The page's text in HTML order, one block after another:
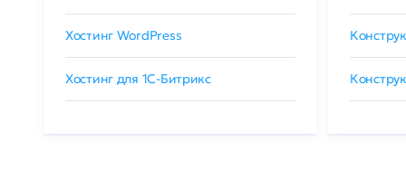
Хостинг WordPress
Хостинг для 1C-Битрикс